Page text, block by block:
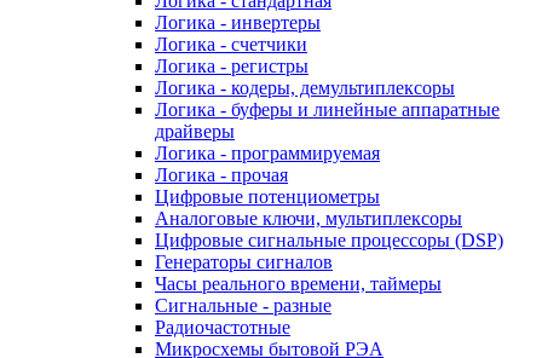
Логика - инвертеры
Логика - счетчики
Логика - регистры
Логика - кодеры, демультиплексоры
Логика - буферы и линейные аппаратные
драйверы
Логика - программируемая
Логика - прочая
Цифровые потенциометры
Аналоговые ключи, мультиплексоры
Цифровые сигнальные процессоры (DSP)
Генераторы сигналов
Часы реального времени, таймеры
Сигнальные - разные
Радиочастотные
Микросхемы бытовой РЭА